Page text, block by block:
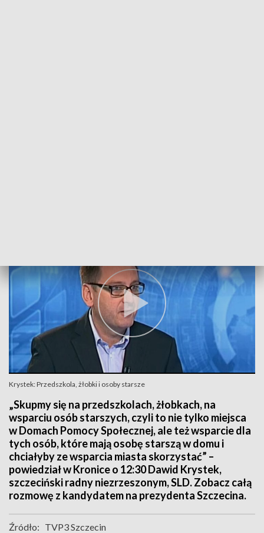
Krystek: Przedszkola, żłobki i osoby starsze
„Skupmy się na przedszkolach, żłobkach, na
wsparciu osób starszych, czyli to nie tylko miejsca
w Domach Pomocy Społecznej, ale też wsparcie dla
tych osób, które mają osobę starszą w domu i
chciałyby ze wsparcia miasta skorzystać” –
powiedział w Kronice o 12:30 Dawid Krystek,
szczeciński radny niezrzeszonym, SLD. Zobacz całą
rozmowę z kandydatem na prezydenta Szczecina.
Źródło: TVP3 Szczecin